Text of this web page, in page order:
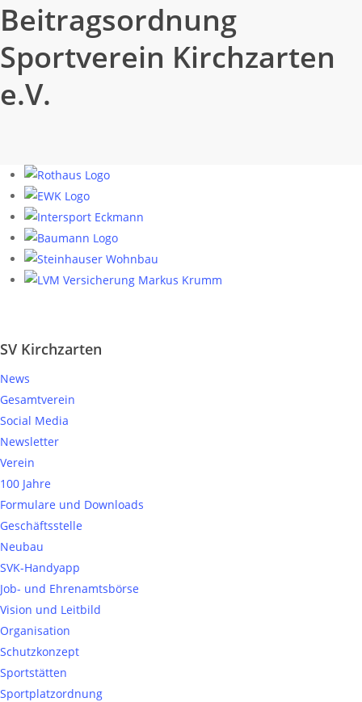
Beitragsordnung
Sportverein Kirchzarten
e.V.
SV Kirchzarten
News
Gesamtverein
Social Media
Newsletter
Verein
100 Jahre
Formulare und Downloads
Geschäftsstelle
Neubau
SVK-Handyapp
Job- und Ehrenamtsbörse
Vision und Leitbild
Organisation
Schutzkonzept
Sportstätten
Sportplatzordnung